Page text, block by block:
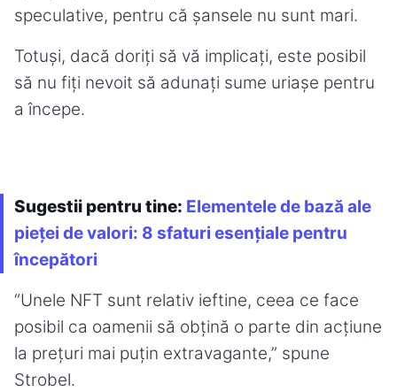
speculative, pentru că șansele nu sunt mari.
Totuși, dacă doriți să vă implicați, este posibil
să nu fiți nevoit să adunați sume uriașe pentru
a începe.
Sugestii pentru tine: Elementele de bază ale
pieței de valori: 8 sfaturi esențiale pentru
începători
“Unele NFT sunt relativ ieftine, ceea ce face
posibil ca oamenii să obțină o parte din acțiune
la prețuri mai puțin extravagante,” spune
Strobel.